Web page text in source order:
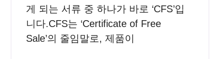
게 되는 서류 중 하나가 바로 ‘CFS’입
니다.CFS는 ‘Certificate of Free
Sale’의 줄임말로, 제품이